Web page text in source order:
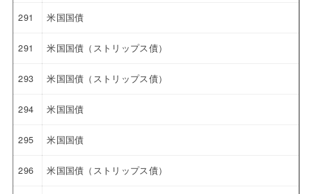
291 米国国債
291 米国国債（ストリップス債）
293 米国国債（ストリップス債）
294 米国国債
295 米国国債
296 米国国債（ストリップス債）